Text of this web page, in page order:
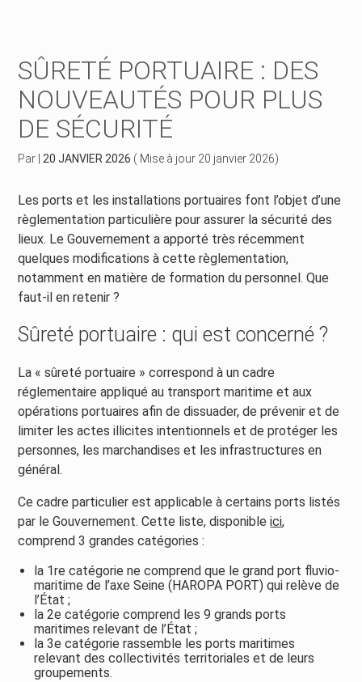
Développer votre entreprise
Construire votre patrimoine
Être prêt pour la facturation électronique
Gérer vos ressources humaines
Dématérialiser vos documents
SÛRETÉ PORTUAIRE : DES
NOUVEAUTÉS POUR PLUS
DE SÉCURITÉ
Par 20 JANVIER 2026 ( Mise à jour 20 janvier 2026)
Les ports et les installations portuaires font l’objet d’une
règlementation particulière pour assurer la sécurité des
lieux. Le Gouvernement a apporté très récemment
quelques modifications à cette règlementation,
notamment en matière de formation du personnel. Que
faut-il en retenir ?
Sûreté portuaire : qui est concerné ?
La « sûreté portuaire » correspond à un cadre
réglementaire appliqué au transport maritime et aux
opérations portuaires afin de dissuader, de prévenir et de
limiter les actes illicites intentionnels et de protéger les
personnes, les marchandises et les infrastructures en
général.
Ce cadre particulier est applicable à certains ports listés
par le Gouvernement. Cette liste, disponibleici,
comprend 3 grandes catégories :
la 1re catégorie ne comprend que le grand port fluvio-
maritime de l’axe Seine (HAROPA PORT) qui relève de
l’État ;
la 2e catégorie comprend les 9 grands ports
maritimes relevant de l’État ;
la 3e catégorie rassemble les ports maritimes
relevant des collectivités territoriales et de leurs
groupements.